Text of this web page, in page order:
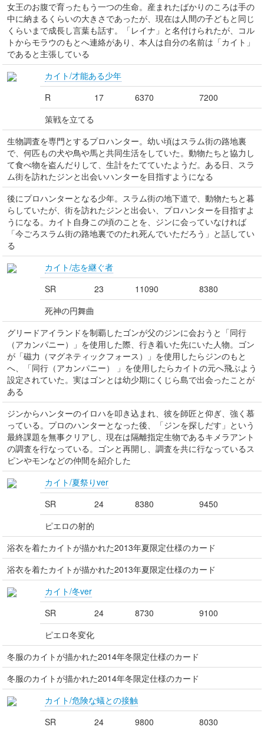
女王のお腹で育ったもう一つの生命。産まれたばかりのころは手の
中に納まるくらいの大きさであったが、現在は人間の子どもと同じ
くらいまで成長し言葉も話す。「レイナ」と名付けられたが、コル
トからモラウのもとへ連絡があり、本人は自分の名前は「カイト」
であると主張している
カイト/才能ある少年
R
17 6370
7200
策戦を立てる
生物調査を専門とするプロハンター。幼い頃はスラム街の路地裏
で、何匹もの犬や鳥や馬と共同生活をしていた。動物たちと協力し
て食べ物を盗んだりして、生計をたてていたようだ。ある日、スラ
ム街を訪れたジンと出会いハンターを目指すようになる
後にプロハンターとなる少年。スラム街の地下道で、動物たちと暮
らしていたが、街を訪れたジンと出会い、プロハンターを目指すよ
うになる。カイト自身この頃のことを、ジンに会っていなければ
「今ごろスラム街の路地裏でのたれ死んでいただろう」と話してい
る
カイト/志を継ぐ者
SR
23 11090
8380
死神の円舞曲
グリードアイランドを制覇したゴンが父のジンに会おうと「同行
（アカンパニー）」を使用した際、行き着いた先にいた人物。ゴン
が「磁力（マグネティックフォース）」を使用したらジンのもと
へ、「同行（アカンパニー） 」を使用したらカイトの元へ飛ぶよう
設定されていた。実はゴンとは幼少期にくじら島で出会ったことが
ある
ジンからハンターのイロハを叩き込まれ、彼を師匠と仰ぎ、強く慕
っている。プロのハンターとなった後、「ジンを探しだす」という
最終課題を無事クリアし、現在は隔離指定生物であるキメラアント
の調査を行なっている。ゴンと再開し、調査を共に行なっているス
ピンやモンなどの仲間を紹介した
カイト/夏祭りver
SR
24 8380
9450
ピエロの射的
浴衣を着たカイトが描かれた2013年夏限定仕様のカード
浴衣を着たカイトが描かれた2013年夏限定仕様のカード
カイト/冬ver
SR
24 8730
9100
ピエロ冬変化
冬服のカイトが描かれた2014年冬限定仕様のカード
冬服のカイトが描かれた2014年冬限定仕様のカード
カイト/危険な蟻との接触
SR
24 9800
8030